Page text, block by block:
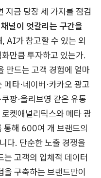
금 당장 세 가지를 점검
널이 엇갈리는 구간을
, AI가 참고할 수 있는 외
만큼 투자하고 있는가.
만드는 고객 경험에 얼마
타·네이버·카카오 광고
팡·올리브영 같은 유통
켓애널리틱스와 메타 광
통해 600여 개 브랜드의
다. 단순한 노출 경쟁을
고객의 입체적 데이터
을 구축하는 브랜드만이